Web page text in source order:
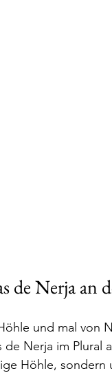
de Nerja an
und mal von
Nerja im Plural
Höhle, sondern